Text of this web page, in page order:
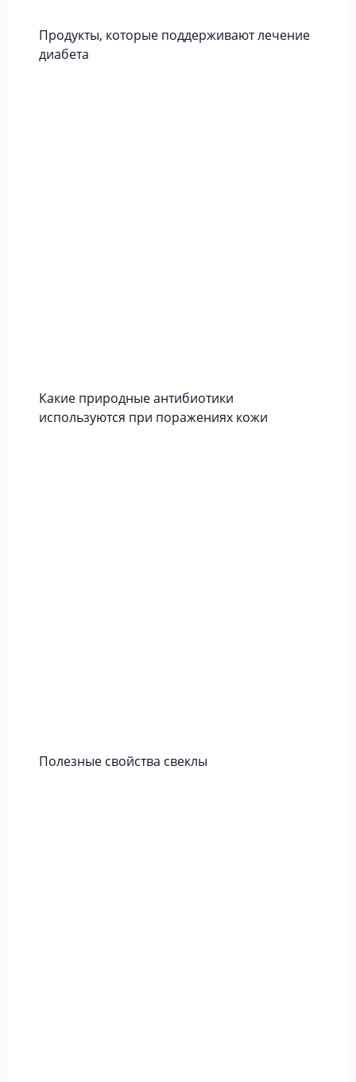
Продукты, которые поддерживают лечение
диабета
Какие природные антибиотики
используются при поражениях кожи
Полезные свойства свеклы